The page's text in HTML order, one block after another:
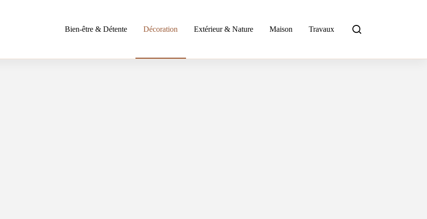
Bien-être & Détente Décoration Extérieur & Nature Maison Travaux